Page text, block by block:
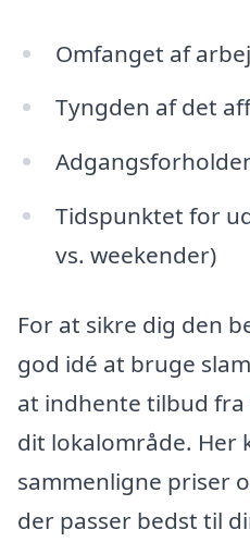
Omfanget af
Tyngden af det
Tidspunktet for
vs. weekender)
For at sikre dig den
god idé at bruge
at indhente tilbud
dit lokalområde. Her
sammenligne priser
der passer bedst til